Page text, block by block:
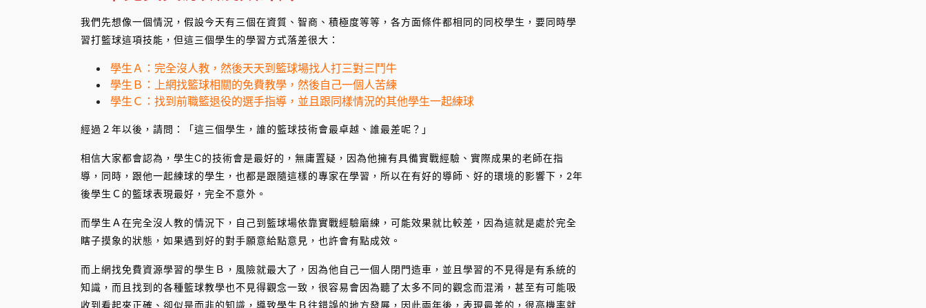
我們先想像一個情況，假設今天有三個在資質、智商、積極度等等，各方面條件都相同的同校學生，要同時學
習打籃球這項技能，但這三個學生的學習方式落差很大：
學生Ａ：完全沒人教，然後天天到籃球場找人打三對三鬥牛
學生Ｂ：上網找籃球相關的免費教學，然後自己一個人苦練
學生Ｃ：找到前職籃退役的選手指導，並且跟同樣情況的其他學生一起練球
經過２年以後，請問：「這三個學生，誰的籃球技術會最卓越、誰最差呢？」
相信大家都會認為，學生C的技術會是最好的，無庸置疑，因為他擁有具備實戰經驗、實際成果的老師在指
導，同時，跟他一起練球的學生，也都是跟隨這樣的專家在學習，所以在有好的導師、好的環境的影響下，2年
後學生Ｃ的籃球表現最好，完全不意外。
而學生Ａ在完全沒人教的情況下，自己到籃球場依靠實戰經驗磨練，可能效果就比較差，因為這就是處於完全
瞎子摸象的狀態，如果遇到好的對手願意給點意見，也許會有點成效。
而上網找免費資源學習的學生Ｂ，風險就最大了，因為他自己一個人閉門造車，並且學習的不見得是有系統的
知識，而且找到的各種籃球教學也不見得觀念一致，很容易會因為聽了太多不同的觀念而混淆，甚至有可能吸
收到看起來正確、卻似是而非的知識，導致學生Ｂ往錯誤的地方發展，因此兩年後，表現最差的，很高機率就